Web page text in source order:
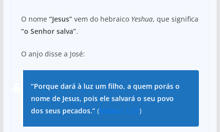
O nome “Jesus”vem do hebraico Yeshua, que significa
“o Senhor salva”.
O anjo disse a José:
“Porque dará à luz um filho, a quem porás o
nome de Jesus, pois ele salvará o seu povo
dos seus pecados.”(Mateus 1:21)